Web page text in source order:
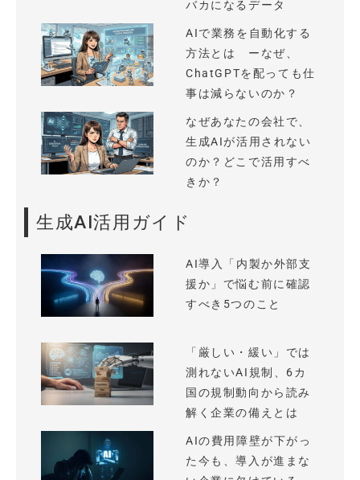
バカになるデータ
AIで業務を自動化する
方法とは ーなぜ、
ChatGPTを配っても仕
事は減らないのか？
なぜあなたの会社で、
生成AIが活用されない
のか？どこで活用すべ
きか？
生成AI活用ガイド
AI導入「内製か外部支
援か」で悩む前に確認
すべき5つのこと
「厳しい・緩い」では
測れないAI規制、6カ
国の規制動向から読み
解く企業の備えとは
AIの費用障壁が下がっ
た今も、導入が進まな